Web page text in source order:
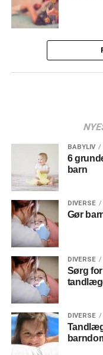
BABYLIV
6
barn
DIVERSE
Gør
DIVERSE
Sørg
DIVERSE